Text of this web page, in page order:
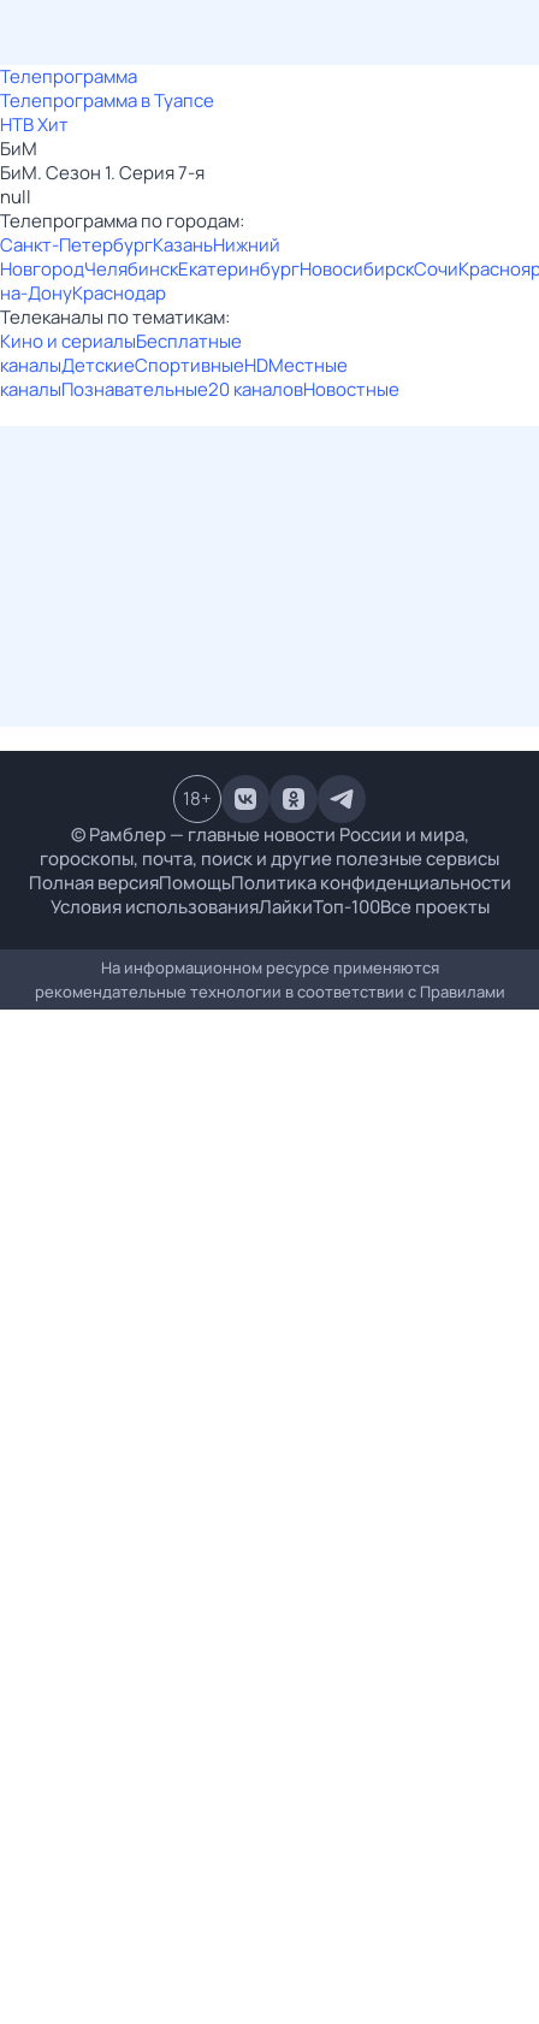
Телепрограмма
Телепрограмма в Туапсе
НТВ Хит
БиМ
БиМ. Сезон 1. Серия 7-я
null
Телепрограмма по городам:
Санкт-ПетербургКазаньНижний
НовгородЧелябинскЕкатеринбургНовосибирскСочи
на-ДонуКраснодар
Телеканалы по тематикам:
Кино и сериалыБесплатные
каналыДетскиеСпортивныеHDМестные
каналыПознавательные20 каналовНовостные
© Рамблер — главные новости России и мира,
гороскопы, почта, поиск и другие полезные сервисы
Полная версияПомощьПолитика конфиденциальности
Условия использованияЛайкиТоп-100Все проекты
18+
На информационном ресурсе применяются
рекомендательные технологии в соответствии с Правилами